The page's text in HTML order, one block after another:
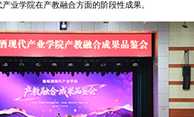
业学院在产教融合方面的阶段性成果。